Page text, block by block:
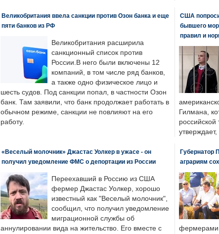
Великобритания ввела санкции против Озон банка и еще
пяти банков из РФ
Великобритания расширила
санкционный список против
России.В него были включены 12
компаний, в том числе ряд банков,
а также одно физическое лицо и
шесть судов. Под санкции попал, в частности Озон
банк. Там заявили, что банк продолжает работать в
обычном режиме, санкции не повлияют на его
работу.
США
бывшего
правил и
Гилмана,
«Веселый молочник» Джастас Уолкер в ужасе - он
получил уведомление ФМС о депортации из России
Переехавший в Россию из США
фермер Джастас Уолкер, хорошо
известный как "Веселый молочник",
сообщил, что получил уведомление
миграционной службы об
аннулировании вида на жительство. Его вместе с
Губернатор
аграриям
фермерами